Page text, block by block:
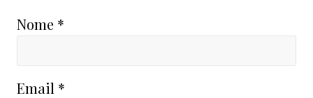
Nome *
Email *